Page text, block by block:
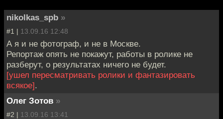
nikolkas_spb »
#1 | 13.09.16 12:48
А я и не фотограф, и не в Москве.
Репортаж опять не покажут, работы в ролике не
разберут, о результатах ничего не будет.
[ушел пересматривать ролики и фантазировать
всякое].
Олег Зотов »
#2 | 13.09.16 13:41